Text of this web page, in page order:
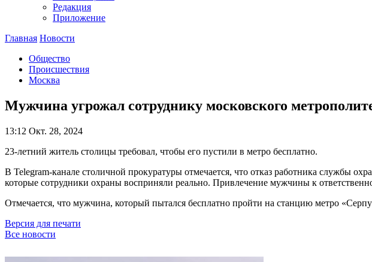
Редакция
Приложение
Главная Новости
Общество
Происшествия
Москва
Мужчина угрожал сотруднику московского
13:12 Окт. 28, 2024
23-летний житель столицы требовал, чтобы его пустили в метро бесплатно.
В Telegram-канале столичной прокуратуры отмечается, что отказ работника службы
которые сотрудники охраны восприняли реально. Привлечение мужчины к
Отмечается, что мужчина, который пытался бесплатно пройти на станцию метро
Версия для печати
Все новости